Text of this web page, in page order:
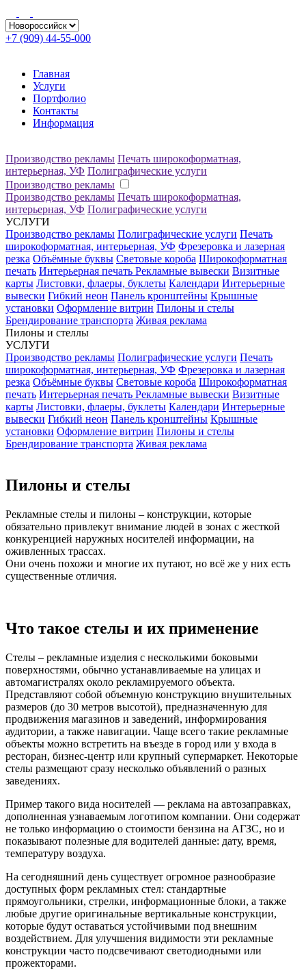
+7 (909) 44-55-000
Главная
Услуги
Портфолио
Контакты
Информация
Производство рекламы Печать широкоформатная,
интерьерная, УФ Полиграфические услуги
Производство рекламы
Производство рекламы Печать широкоформатная,
интерьерная, УФ Полиграфические услуги
УСЛУГИ
Производство рекламы Полиграфические услуги Печать
широкоформатная, интерьерная, УФ Фрезеровка и лазерная
резка Объёмные буквы Световые короба Широкоформатная
печать Интерьерная печать Рекламные вывески Визитные
карты Листовки, флаеры, буклеты Календари Интерьерные
вывески Гибкий неон Панель кронштейны Крышные
установки Оформление витрин Пилоны и стелы
Брендирование транспорта Живая реклама
Пилоны и стеллы
УСЛУГИ
Производство рекламы Полиграфические услуги Печать
широкоформатная, интерьерная, УФ Фрезеровка и лазерная
резка Объёмные буквы Световые короба Широкоформатная
печать Интерьерная печать Рекламные вывески Визитные
карты Листовки, флаеры, буклеты Календари Интерьерные
вывески Гибкий неон Панель кронштейны Крышные
установки Оформление витрин Пилоны и стелы
Брендирование транспорта Живая реклама
Пилоны и стелы
Рекламные стелы и пилоны – конструкции, которые
обязательно привлекут внимание людей в зонах с жесткой
конкуренцией наружных носителей информации, на
оживленных трассах.
Они очень похожи и многие их путают, но всё же у них есть
существенные отличия.
Что такое стелы и их применение
Стелы – рекламные изделия с несколькими боковыми
поверхностями, обычно устанавливаемые на улицах и
автомагистралях около рекламируемого объекта.
Представляют собой объемную конструкцию внушительных
размеров (до 30 метров высотой), предназначенную для
продвижения магазинов и заведений, информирования
аудитории, а также навигации. Чаще всего такие рекламные
объекты можно встретить на въезде в город или у входа в
ресторан, бизнес-центр или крупный супермаркет. Некоторые
стелы размещают сразу несколько объявлений о разных
заведениях.
Пример такого вида носителей — реклама на автозаправках,
дополненная узнаваемым логотипом компании. Они содержат
не только информацию о стоимости бензина на АГЗС, но и
показывают полезные для водителей данные: дату, время,
температуру воздуха.
На сегодняшний день существует огромное разнообразие
доступных форм рекламных стел: стандартные
прямоугольники, стрелки, информационные блоки, а также
любые другие оригинальные вертикальные конструкции,
которые будут оставаться устойчивыми под внешним
воздействием. Для улучшения видимости эти рекламные
конструкции часто подсвечивают светодиодными или
прожекторами.